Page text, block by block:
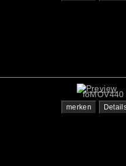
foMOV440
merken